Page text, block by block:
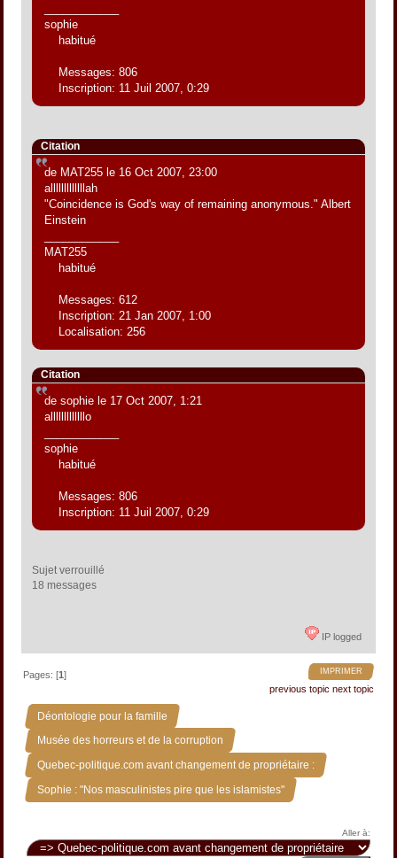
sophie
habitué
Messages: 806
Inscription: 11 Juil 2007, 0:29
Citation
de MAT255 le 16 Oct 2007, 23:00
alllllllllllllah
"Coincidence is God's way of remaining anonymous." Albert
Einstein
MAT255
habitué
Messages: 612
Inscription: 21 Jan 2007, 1:00
Localisation: 256
Citation
de sophie le 17 Oct 2007, 1:21
alllllllllllllo
sophie
habitué
Messages: 806
Inscription: 11 Juil 2007, 0:29
Sujet verrouillé
18 messages 
IP logged
IMPRIMER
Pages: [1]
previous topic next topic
Déontologie pour la famille »
Musée des horreurs et de la corruption »
Quebec-politique.com avant changement de propriétaire : »
Sophie : "Nos masculinistes pire que les islamistes"
Aller à: